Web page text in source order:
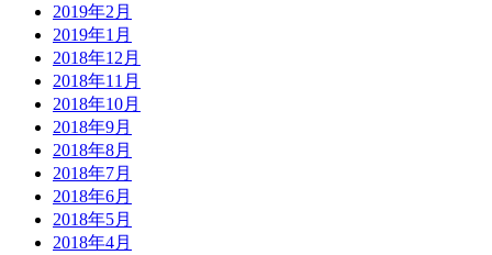
2019年2月
2019年1月
2018年12月
2018年11月
2018年10月
2018年9月
2018年8月
2018年7月
2018年6月
2018年5月
2018年4月